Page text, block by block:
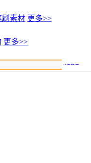
刷素材 更多>>
更多>>